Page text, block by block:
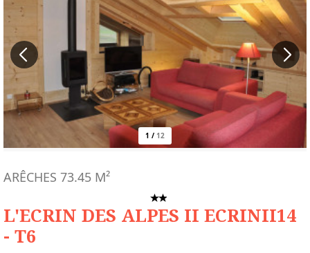
1 / 12
L'ECRIN DES ALPES II ECRINII14
- T6
ARÊCHES 73.45 M²